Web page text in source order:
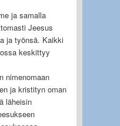
ja samalla
Jeesus
ja työnsä. Kaikki
keskittyy
nimenomaan
ja kristityn oman
läheisin